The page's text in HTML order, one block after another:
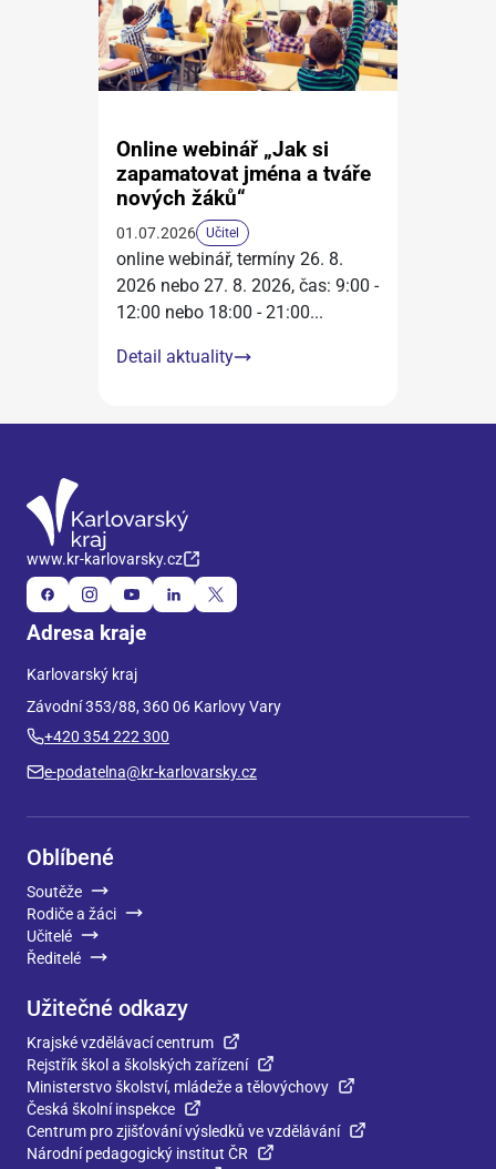
Online webinář „Jak si
zapamatovat jména a tváře
nových žáků“
01.07.2026 Učitel
online webinář, termíny 26. 8.
2026 nebo 27. 8. 2026, čas: 9:00 -
12:00 nebo 18:00 - 21:00...
Detail aktuality
www.kr-karlovarsky.cz
Adresa kraje
Karlovarský kraj
Závodní 353/88, 360 06 Karlovy Vary
+420 354 222 300
e-podatelna@kr-karlovarsky.cz
Oblíbené
Soutěže
Rodiče a žáci
Učitelé
Ředitelé
Užitečné odkazy
Krajské vzdělávací centrum
Rejstřík škol a školských zařízení
Ministerstvo školství, mládeže a tělovýchovy
Česká školní inspekce
Centrum pro zjišťování výsledků ve vzdělávání
Národní pedagogický institut ČR